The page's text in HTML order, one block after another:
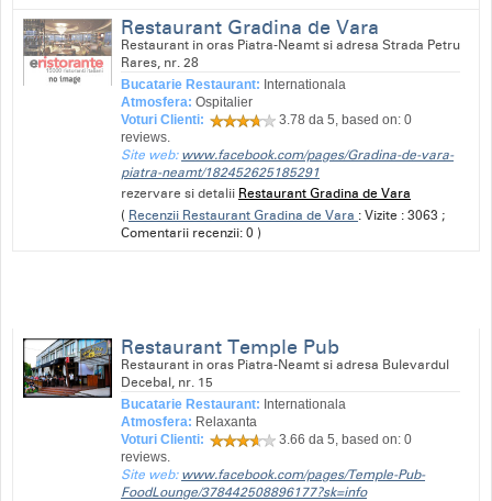
Restaurant Gradina de Vara
Restaurant in oras Piatra-Neamt si adresa Strada Petru
Rares, nr. 28
Bucatarie Restaurant: Internationala
Atmosfera:Ospitalier
Voturi Clienti:
3.78 da 5, based on:0
reviews.
Site web: www.facebook.com/pages/Gradina-de-vara-
piatra-neamt/182452625185291
rezervare si detalii Restaurant Gradina de Vara
( Recenzii Restaurant Gradina de Vara : Vizite : 3063 ;
Comentarii recenzii: 0 )
Restaurant Temple Pub
Restaurant in oras Piatra-Neamt si adresa Bulevardul
Decebal, nr. 15
Bucatarie Restaurant: Internationala
Atmosfera: Relaxanta
Voturi Clienti:
3.66 da 5, based on:0
reviews.
Site web: www.facebook.com/pages/Temple-Pub-
FoodLounge/378442508896177?sk=info